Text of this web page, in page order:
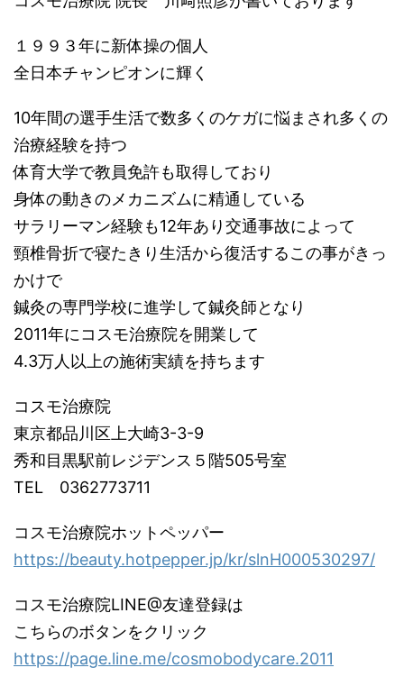
１９９３年に新体操の個人
全日本チャンピオンに輝く
10年間の選手生活で数多くのケガに悩まされ多くの
治療経験を持つ
体育大学で教員免許も取得しており
身体の動きのメカニズムに精通している
サラリーマン経験も12年あり交通事故によって
頸椎骨折で寝たきり生活から復活するこの事がきっ
かけで
鍼灸の専門学校に進学して鍼灸師となり
2011年にコスモ治療院を開業して
4.3万人以上の施術実績を持ちます
コスモ治療院
東京都品川区上大崎3-3-9
秀和目黒駅前レジデンス５階505号室
TEL 0362773711
コスモ治療院ホットペッパー
https://beauty.hotpepper.jp/kr/slnH000530297/
コスモ治療院LINE@友達登録は
こちらのボタンをクリック
https://page.line.me/cosmobodycare.2011